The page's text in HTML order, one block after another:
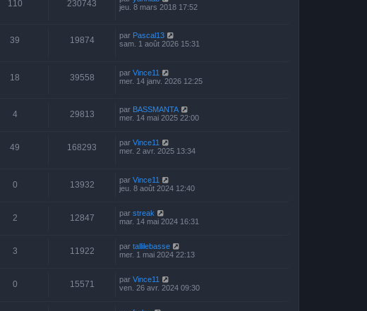
110 230743
jeu. 8 mars 2018 17:52
39 19874 par Pascal13
sam. 1 août 2026 15:31
18 39558 par Vince11
mer. 14 janv. 2026 12:25
4 29813 par BASSMANTA
mer. 14 mai 2025 22:00
49 168293 par Vince11
mer. 2 avr. 2025 13:34
0 13932 par Vince11
jeu. 8 août 2024 12:40
2 12847 par streak
mar. 14 mai 2024 16:31
3 11922 par tallilebasse
mer. 1 mai 2024 22:13
0 15571 par Vince11
ven. 26 avr. 2024 09:30